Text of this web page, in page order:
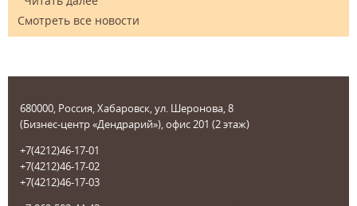
Смотреть все новости
680000, Россия, Хабаровск, ул. Шеронова, 8
(Бизнес-центр «Дендрарий»), офис 201 (2 этаж)
+7(4212)46-17-01
+7(4212)46-17-02
+7(4212)46-17-03